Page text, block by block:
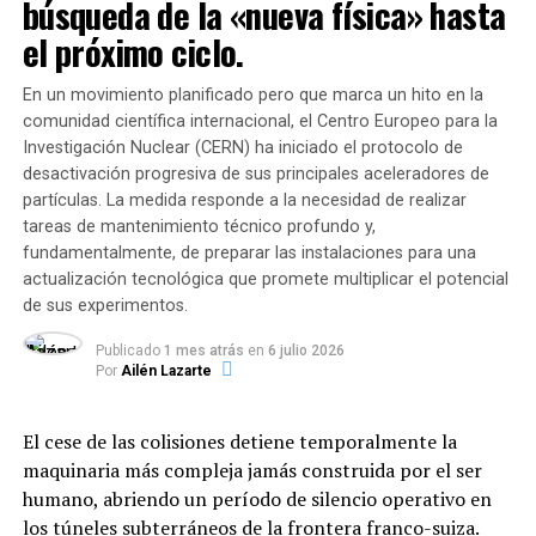
que se distribuirá de forma muy rápida», aseguró el
presidente.
Biden, por su parte, ennegreció el panorama
esperanzador pintado por Trump y alertó de un
«invierno oscuro»
con la pandemia del coronavirus
desatada.
Acusaciones de corrupción
Uno de los momentos más álgidos del cara a cara ocurrió
en el bloque sobre política exterior, cuando
derivó en señalamientos mutuos corrupción,
Biden negó haber recibido «un solo centavo» del
exterior cuando Trump le acusó haber cobrado
pagos de Rusia, de haber puesto a su hijo Hunter en la
entrega y dedicación al
salvar vidas. Venezuela
renacerá con el trabajo de
todos”, manifestó a través
de sus redes sociales el
presidente de la Asamblea
Nacional, Jorge Rodríguez.
Actualmente,
albergadas en 107 campamentos transitorios
Fronteras (MSF)advirtió que unas 6.000 personas
continúan durmiendo a la intemperie en la vía pública
(aproximadamente 3.000 frente a edificios inestables en
búsqueda de la «nueva física» hasta
el próximo ciclo.
En un movimiento planificado pero que marca un hito en la
comunidad científica internacional, el Centro Europeo para la
Investigación Nuclear (CERN) ha iniciado el protocolo de
desactivación progresiva de sus principales aceleradores de
partículas. La medida responde a la necesidad de realizar
tareas de mantenimiento técnico profundo y,
fundamentalmente, de preparar las instalaciones para una
actualización tecnológica que promete multiplicar el potencial
de sus experimentos.
Publicado 1 mes atrás en 6 julio 2026
Por Ailén Lazarte
El cese de las colisiones detiene temporalmente la
maquinaria más compleja jamás construida por el ser
humano, abriendo un período de silencio operativo en
los túneles subterráneos de la frontera franco-suiza.